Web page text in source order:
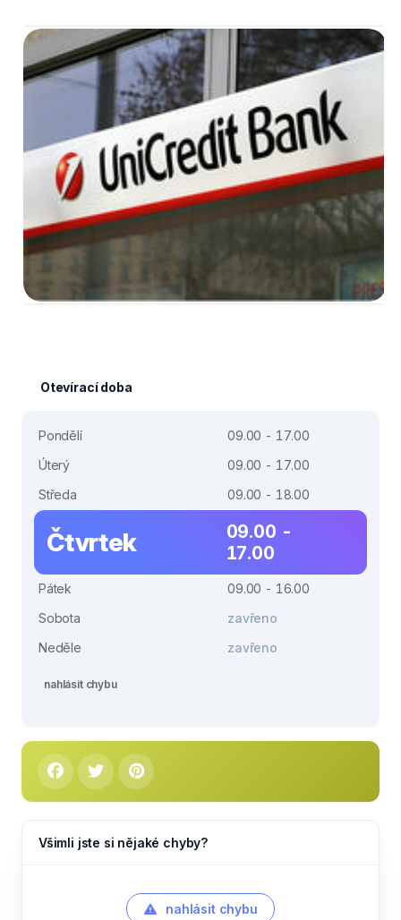
Otevírací doba
Pondělí
09.00 - 17.00
Úterý
09.00 - 17.00
Středa
09.00 - 18.00
Čtvrtek
09.00 -
17.00
Pátek
09.00 - 16.00
Sobota
zavřeno
Neděle
zavřeno
nahlásit chybu
Všimli jste si nějaké chyby?
nahlásit chybu